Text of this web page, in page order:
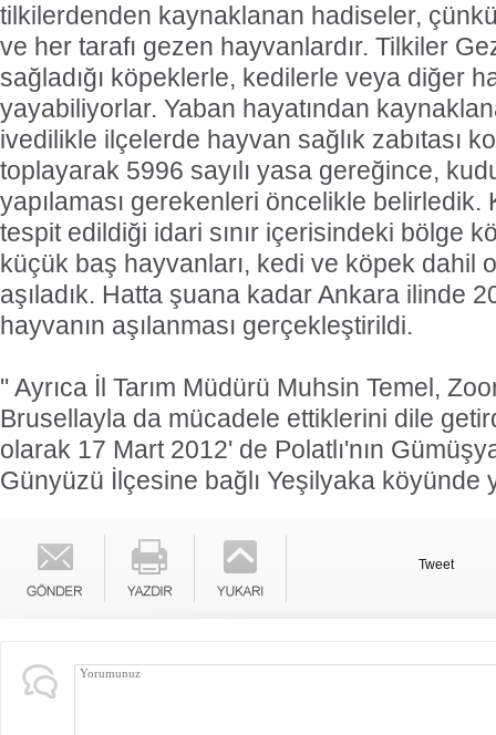
tilkilerdenden kaynaklanan hadiseler,
ve her tarafı gezen hayvanlardır. Tilkiler
sağladığı köpeklerle, kedilerle veya diğer
yayabiliyorlar. Yaban hayatından
ivedilikle ilçelerde hayvan sağlık zabıtası
toplayarak 5996 sayılı yasa gereğince,
yapılaması gerekenleri öncelikle belirledik.
tespit edildiği idari sınır içerisindeki bölge
küçük baş hayvanları, kedi ve köpek dahil
aşıladık. Hatta şuana kadar Ankara ilinde
hayvanın aşılanması gerçekleştirildi.
'' Ayrıca İl Tarım Müdürü Muhsin Temel,
Brusellayla da mücadele ettiklerini dile
olarak 17 Mart 2012' de Polatlı'nın
Günyüzü İlçesine bağlı Yeşilyaka köyünde
Tweet